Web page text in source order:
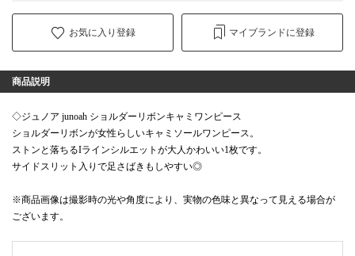
お気に入り登録 マイブランドに登録
商品説明
◇ジュノア junoah ショルダーリボンキャミワンピース
ショルダーリボンが女性らしいキャミソールワンピース。
ストンと落ちるIラインシルエットが大人かわいい1枚です。
サイドスリット入りで足さばきもしやすい◎
※商品画像は撮影時の光や角度により、実物の色味と異なって見える場合が
ございます。